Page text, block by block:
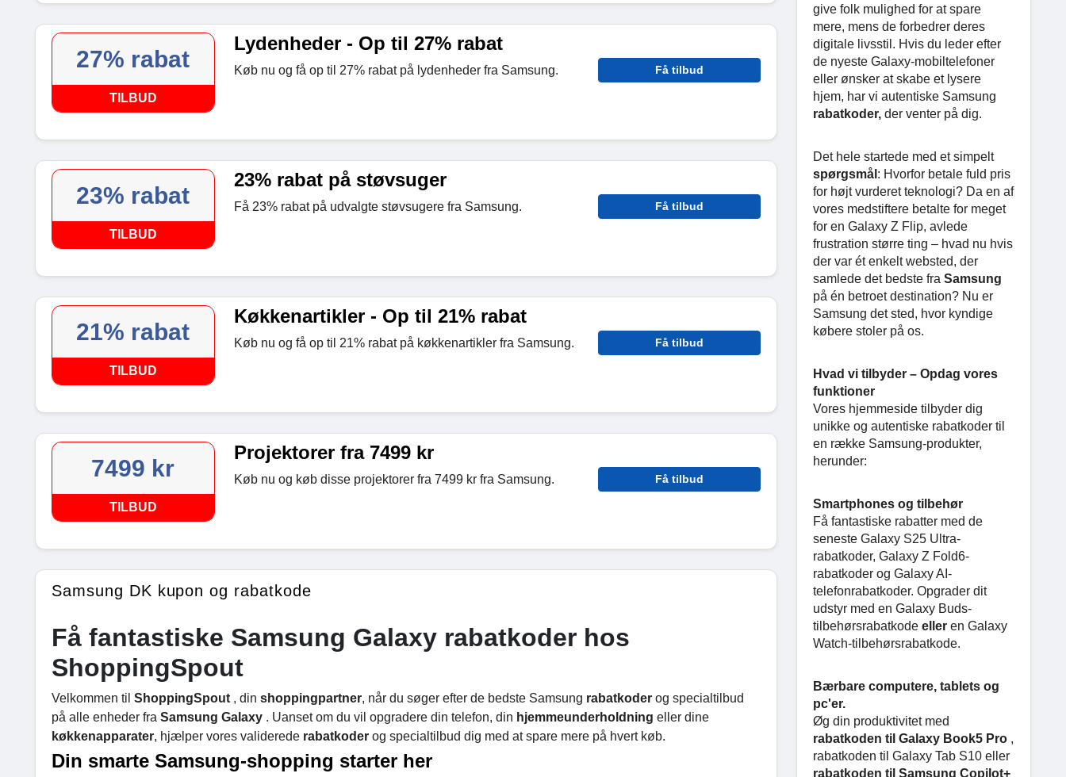
27% rabat
TILBUD
Lydenheder - Op til 27% rabat
Køb nu og få op til 27% rabat på lydenheder fra Samsung. Få tilbud
23% rabat
TILBUD
23% rabat på støvsuger
Få 23% rabat på udvalgte støvsugere fra Samsung. Få tilbud
21% rabat
TILBUD
Køkkenartikler - Op til 21% rabat
Køb nu og få op til 21% rabat på køkkenartikler fra Samsung. Få tilbud
7499 kr
TILBUD
Projektorer fra 7499 kr
Køb nu og køb disse projektorer fra 7499 kr fra Samsung. Få tilbud
Samsung DK kupon og rabatkode
Få fantastiske Samsung Galaxy rabatkoder hos
ShoppingSpout
Velkommen til ShoppingSpout , din shoppingpartner, når du søger efter de bedste Samsung rabatkoder og specialtilbud
på alle enheder fra Samsung Galaxy . Uanset om du vil opgradere din telefon, din hjemmeunderholdning eller dine
køkkenapparater, hjælper vores validerede rabatkoder og specialtilbud dig med at spare mere på hvert køb.
Din smarte Samsung-shopping starter her
give folk mulighed for at spare
mere, mens de forbedrer deres
digitale livsstil. Hvis du leder efter
de nyeste Galaxy-mobiltelefoner
eller ønsker at skabe et lysere
hjem, har vi autentiske Samsung
rabatkoder, der venter på dig.
Det hele startede med et simpelt
spørgsmål : Hvorfor betale fuld pris
for højt vurderet teknologi? Da en af
vores medstiftere betalte for meget
for en Galaxy Z Flip, avlede
frustration større ting – hvad nu hvis
der var ét enkelt websted, der
samlede det bedste fra Samsung
på én betroet destination? Nu er
Samsung det sted, hvor kyndige
købere stoler på os.
Hvad vi tilbyder – Opdag vores
funktioner
Vores hjemmeside tilbyder dig
unikke og autentiske rabatkoder til
en række Samsung-produkter,
herunder:
Smartphones og tilbehør
Få fantastiske rabatter med de
seneste Galaxy S25 Ultra-
rabatkoder, Galaxy Z Fold6-
rabatkoder og Galaxy AI-
telefonrabatkoder. Opgrader dit
udstyr med en Galaxy Buds-
tilbehørsrabatkode eller en Galaxy
Watch-tilbehørsrabatkode.
Bærbare computere, tablets og
pc'er.
Øg din produktivitet med
rabatkoden til Galaxy Book5 Pro ,
rabatkoden til Galaxy Tab S10 eller
rabatkoden til Samsung Copilot+